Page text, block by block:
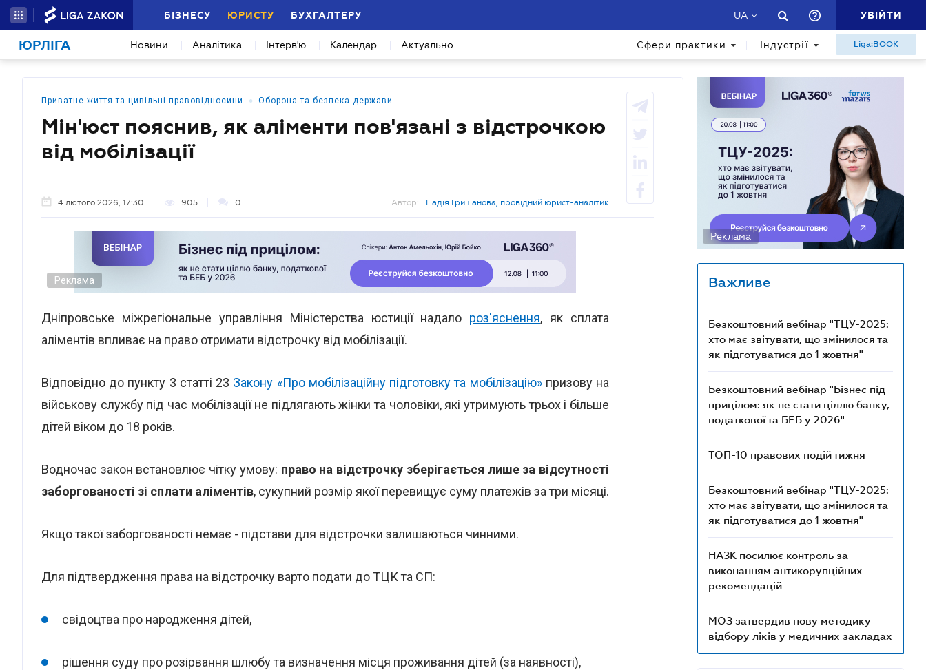
БІЗНЕСУ ЮРИСТУ БУХГАЛТЕРУ UA УВІЙТИ
ЮРЛІГА Новини Аналітика Інтерв'ю Календар Актуально Сфери практики Індустрії Liga:BOOK
Приватне життя та цивільні правовідносини • Оборона та безпека держави
Мін'юст пояснив, як аліменти пов'язані з відстрочкою
від мобілізації
4 лютого 2026, 17:30 905 0 Автор: Надія Гришанова, провідний юрист-аналітик
Реклама
Дніпровське міжрегіональне управління Міністерства юстиції надало роз'яснення, як сплата
аліментів впливає на право отримати відстрочку від мобілізації.
Відповідно до пункту 3 статті 23 Закону «Про мобілізаційну підготовку та мобілізацію»призову на
військову службу під час мобілізації не підлягають жінки та чоловіки, які утримують трьох і більше
дітей віком до 18 років.
Водночас закон встановлює чітку умову: право на відстрочку зберігається лише за відсутності
заборгованості зі сплати аліментів, сукупний розмір якої перевищує суму платежів за три місяці.
Якщо такої заборгованості немає - підстави для відстрочки залишаються чинними.
Для підтвердження права на відстрочку варто подати до ТЦК та СП:
свідоцтва про народження дітей,
рішення суду про розірвання шлюбу та визначення місця проживання дітей (за наявності),
Реклама
Важливе
Безкоштовний вебінар "ТЦУ-2025:
хто має звітувати, що змінилося та
як підготуватися до 1 жовтня"
Безкоштовний вебінар "Бізнес під
прицілом: як не стати ціллю банку,
податкової та БЕБ у 2026"
ТОП-10 правових подій тижня
Безкоштовний вебінар "ТЦУ-2025:
хто має звітувати, що змінилося та
як підготуватися до 1 жовтня"
НАЗК посилює контроль за
виконанням антикорупційних
рекомендацій
МОЗ затвердив нову методику
відбору ліків у медичних закладах